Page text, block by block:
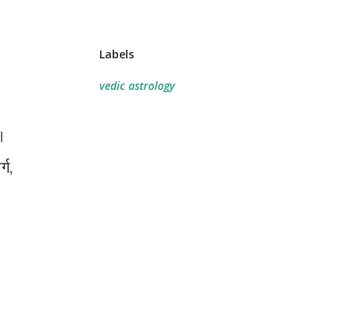
Labels
vedic astrology